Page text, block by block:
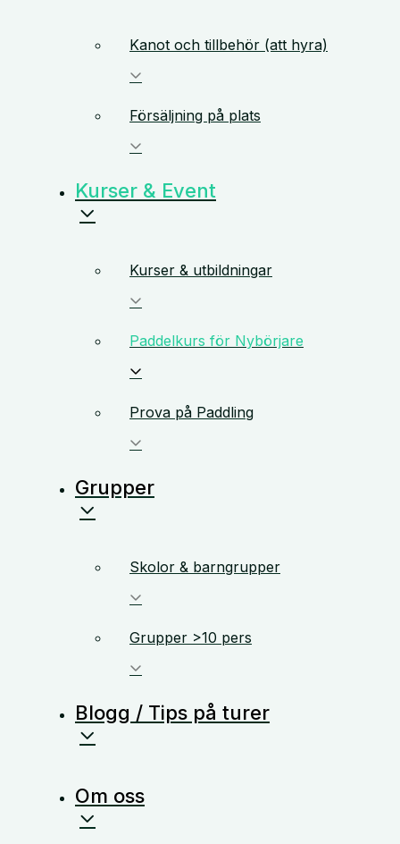
Kanot och tillbehör (att hyra)
Försäljning på plats
Kurser & Event
Kurser & utbildningar
Paddelkurs för Nybörjare
Prova på Paddling
Grupper
Skolor & barngrupper
Grupper >10 pers
Blogg / Tips på turer
Om oss